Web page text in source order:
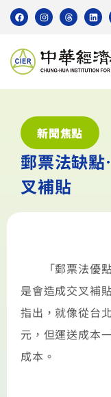
新聞焦點
郵票法缺
叉補貼
「郵票法優點
是會造成交叉補
指出，就像從台
元，但運送成本
成本。